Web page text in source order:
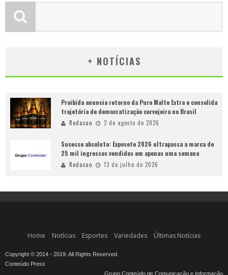
+ NOTÍCIAS
Proibida anuncia retorno da Puro Malte Extra e consolida
trajetória de democratização cervejeira no Brasil
Redacao 2 de agosto de 2026
Sucesso absoluto: Exposete 2026 ultrapassa a marca de
25 mil ingressos vendidos em apenas uma semana
Redacao 13 de julho de 2026
Home Notícias Esportes Variedades Últimas Notícias
Copyright © 2014 - 2019. All Rights Reserved.
Conteúdo Press
Grupo Conteúdo de Comunicação e Informação